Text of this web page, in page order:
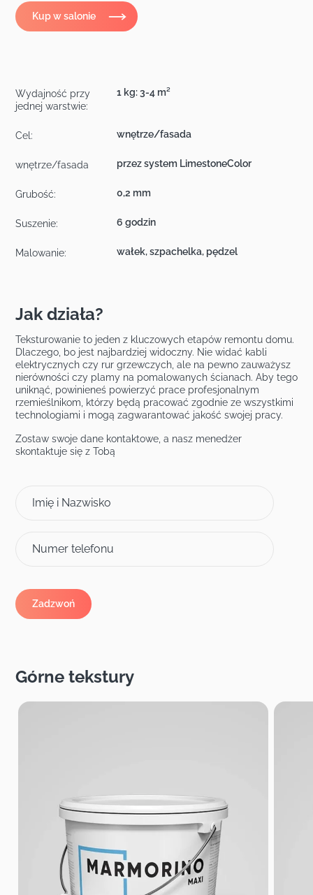
Wydajność przy
jednej warstwie:
1 kg: 3-4 m²
Cel: wnętrze/fasada
wnętrze/fasada przez system LimestoneColor
Grubość: 0,2 mm
Suszenie: 6 godzin
Malowanie: wałek, szpachelka, pędzel
Kup w salonie
Jak działa?
Teksturowanie to jeden z kluczowych etapów remontu domu.
Dlaczego, bo jest najbardziej widoczny. Nie widać kabli
elektrycznych czy rur grzewczych, ale na pewno zauważysz
nierówności czy plamy na pomalowanych ścianach. Aby tego
uniknąć, powinieneś powierzyć prace profesjonalnym
rzemieślnikom, którzy będą pracować zgodnie ze wszystkimi
technologiami i mogą zagwarantować jakość swojej pracy.
Zostaw swoje dane kontaktowe, a nasz menedżer
skontaktuje się z Tobą
Imię i Nazwisko
Numer telefonu
Górne tekstury